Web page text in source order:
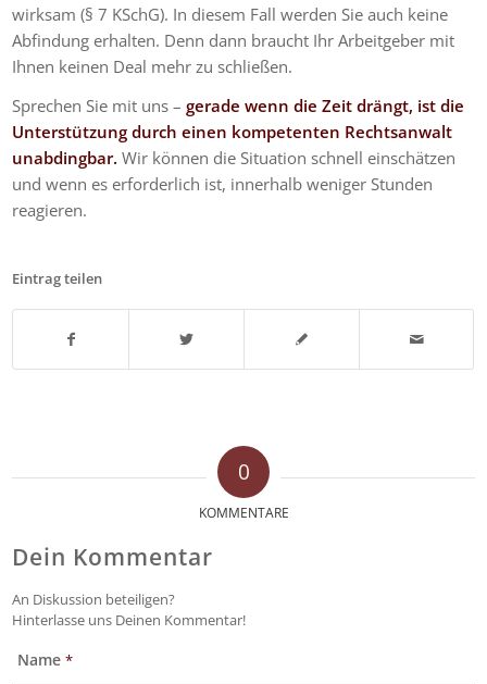
wirksam (§ 7 KSchG). In diesem Fall werden Sie auch keine
Abfindung erhalten. Denn dann braucht Ihr Arbeitgeber mit
Ihnen keinen Deal mehr zu schließen.
Sprechen Sie mit uns –gerade wenn die Zeit drängt, ist die
Unterstützung durch einen kompetenten Rechtsanwalt
unabdingbar. Wir können die Situation schnell einschätzen
und wenn es erforderlich ist, innerhalb weniger Stunden
reagieren.
Eintrag teilen
0
KOMMENTARE
Dein Kommentar
An Diskussion beteiligen?
Hinterlasse uns Deinen Kommentar!
Name*